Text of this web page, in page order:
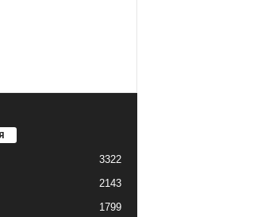
3322
2143
1799